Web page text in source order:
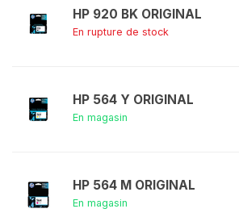
HP 920 BK ORIGINAL
En rupture de stock
HP 564 Y ORIGINAL
En magasin
HP 564 M ORIGINAL
En magasin